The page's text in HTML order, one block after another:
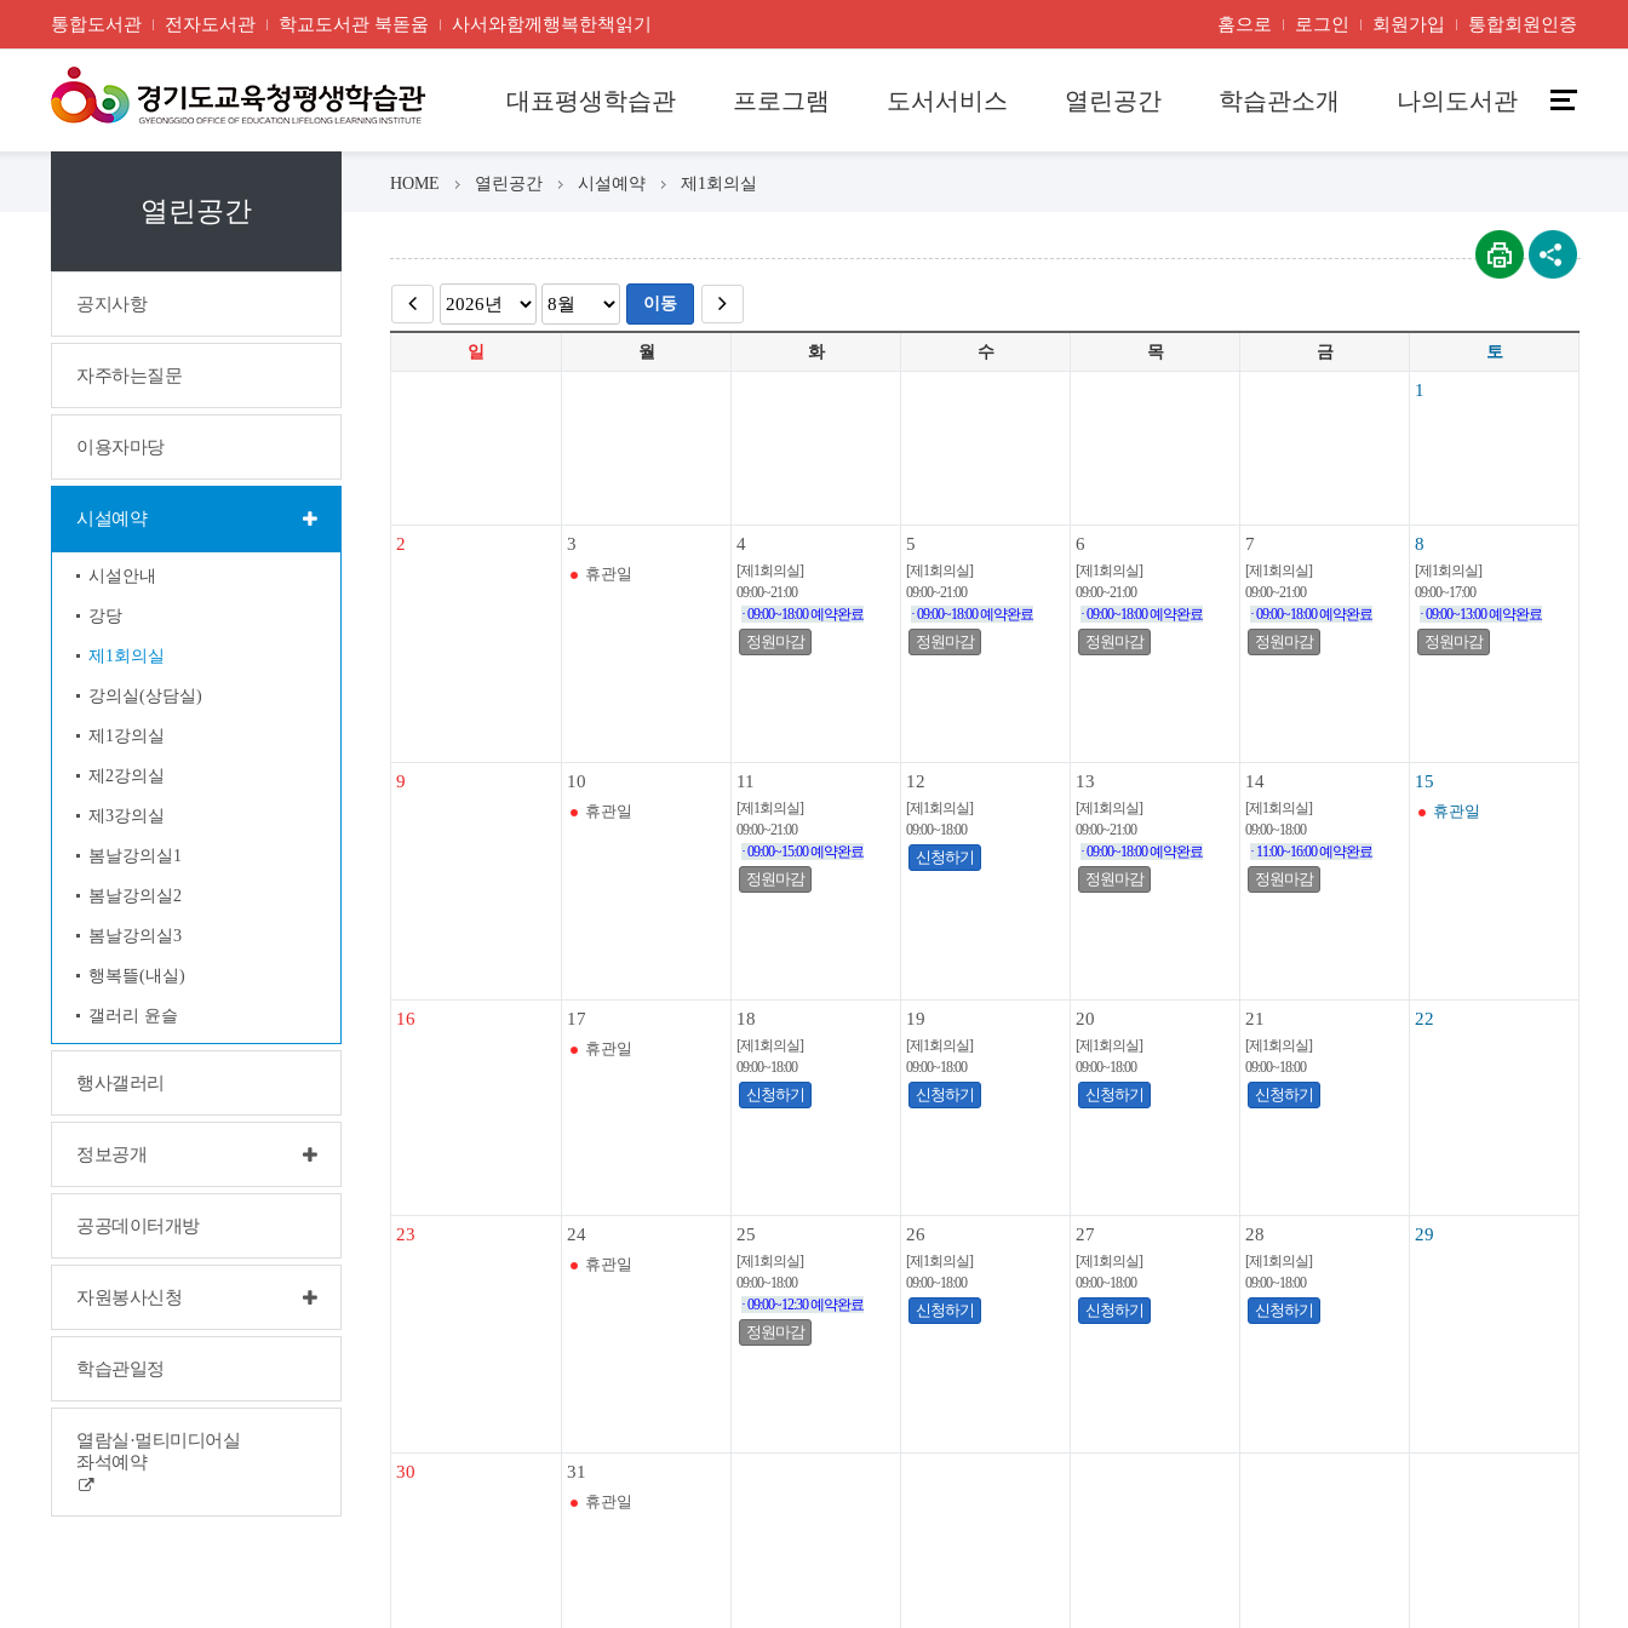
통합도서관 전자도서관 학교도서관 북돋움 사서와함께행복한책읽기 홈으로 로그인 회원가입 통합회원인증
대표평생학습관 프로그램 도서서비스 열린공간 학습관소개 나의도서관
HOME 열린공간 시설예약 제1회의실
열린공간
공지사항
자주하는질문
이용자마당
시설예약
시설안내
강당
제1회의실
강의실(상담실)
제1강의실
제2강의실
제3강의실
봄날강의실1
봄날강의실2
봄날강의실3
행복뜰(내실)
갤러리 윤슬
행사갤러리
정보공개
공공데이터개방
자원봉사신청
학습관일정
열람실·멀티미디어실
좌석예약
이동
일 월 화 수 목 금 토
1
2 3
휴관일
4
[제1회의실]
09:00~21:00
· 09:00~18:00 예약완료
정원마감
5
[제1회의실]
09:00~21:00
· 09:00~18:00 예약완료
정원마감
6
[제1회의실]
09:00~21:00
· 09:00~18:00 예약완료
정원마감
7
[제1회의실]
09:00~21:00
· 09:00~18:00 예약완료
정원마감
8
[제1회의실]
09:00~17:00
· 09:00~13:00 예약완료
정원마감
9 10
휴관일
11
[제1회의실]
09:00~21:00
· 09:00~15:00 예약완료
정원마감
12
[제1회의실]
09:00~18:00
신청하기
13
[제1회의실]
09:00~21:00
· 09:00~18:00 예약완료
정원마감
14
[제1회의실]
09:00~18:00
· 11:00~16:00 예약완료
정원마감
15
휴관일
16 17
휴관일
18
[제1회의실]
09:00~18:00
신청하기
19
[제1회의실]
09:00~18:00
신청하기
20
[제1회의실]
09:00~18:00
신청하기
21
[제1회의실]
09:00~18:00
신청하기
22
23 24
휴관일
25
[제1회의실]
09:00~18:00
· 09:00~12:30 예약완료
정원마감
26
[제1회의실]
09:00~18:00
신청하기
27
[제1회의실]
09:00~18:00
신청하기
28
[제1회의실]
09:00~18:00
신청하기
29
30 31
휴관일